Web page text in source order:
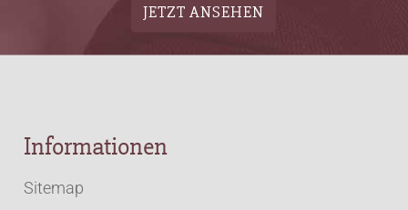
JETZT ANSEHEN
Informationen
Sitemap